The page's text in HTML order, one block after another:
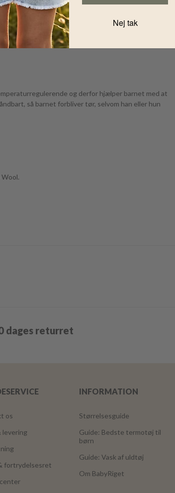
og derfor hjælper barnet med at
så barnet forbliver tør, selvom han eller hun
dages returret
os
levering
fortrydelsesret
INFORMATION
Størrelsesguide
Guide: Bedste termotøj til
børn
Guide: Vask af uldtøj
Om BabyRiget
Nej tak